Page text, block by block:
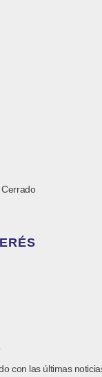
con las últimas